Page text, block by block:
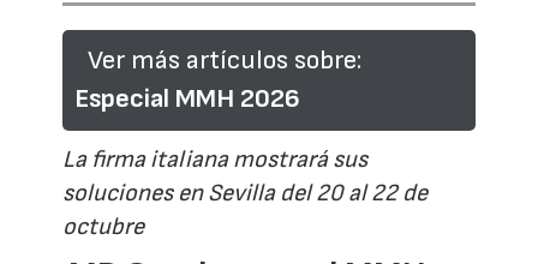
Ver más artículos sobre:
Especial MMH 2026
La firma italiana mostrará sus
soluciones en Sevilla del 20 al 22 de
octubre